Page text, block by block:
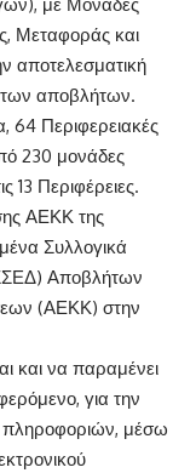
Μεταφοράς και
αποτελεσματική
των αποβλήτων.
64 Περιφερειακές
230 μονάδες
Περιφέρειες.
ΑΕΚΚ της
Συλλογικά
Αποβλήτων
(ΑΕΚΚ) στην
και να παραμένει
για την
πληροφοριών, μέσω